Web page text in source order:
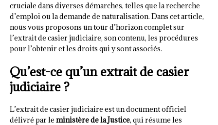
cruciale dans diverses démarches, telles que la recherche
d’emploi ou la demande de naturalisation. Dans cet article,
nous vous proposons un tour d’horizon complet sur
l’extrait de casier judiciaire, son contenu, les procédures
pour l’obtenir et les droits qui y sont associés.
Qu’est-ce qu’un extrait de casier
judiciaire ?
L’extrait de casier judiciaire est un document officiel
délivré par le ministère de la Justice, qui résume les